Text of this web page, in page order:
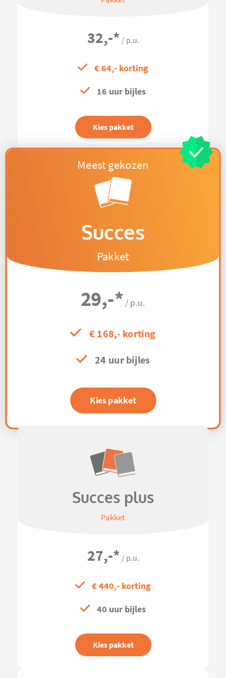
32,-* / p.u.
€ 64,- korting
16 uur bijles
Kies pakket
Succes
Pakket
29,-* / p.u.
€ 168,- korting
24 uur bijles
Kies pakket
Succes plus
Pakket
27,-* / p.u.
€ 440,- korting
40 uur bijles
Kies pakket